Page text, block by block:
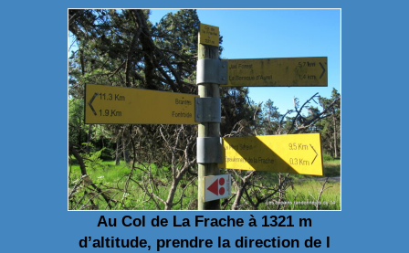
Au Col de La Frache à 1321 m
d’altitude, prendre la direction de l